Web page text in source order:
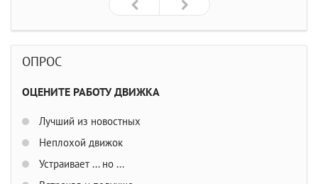
ОПРОС
ОЦЕНИТЕ РАБОТУ ДВИЖКА
Лучший из новостных
Неплохой движок
Устраивает ... но ...